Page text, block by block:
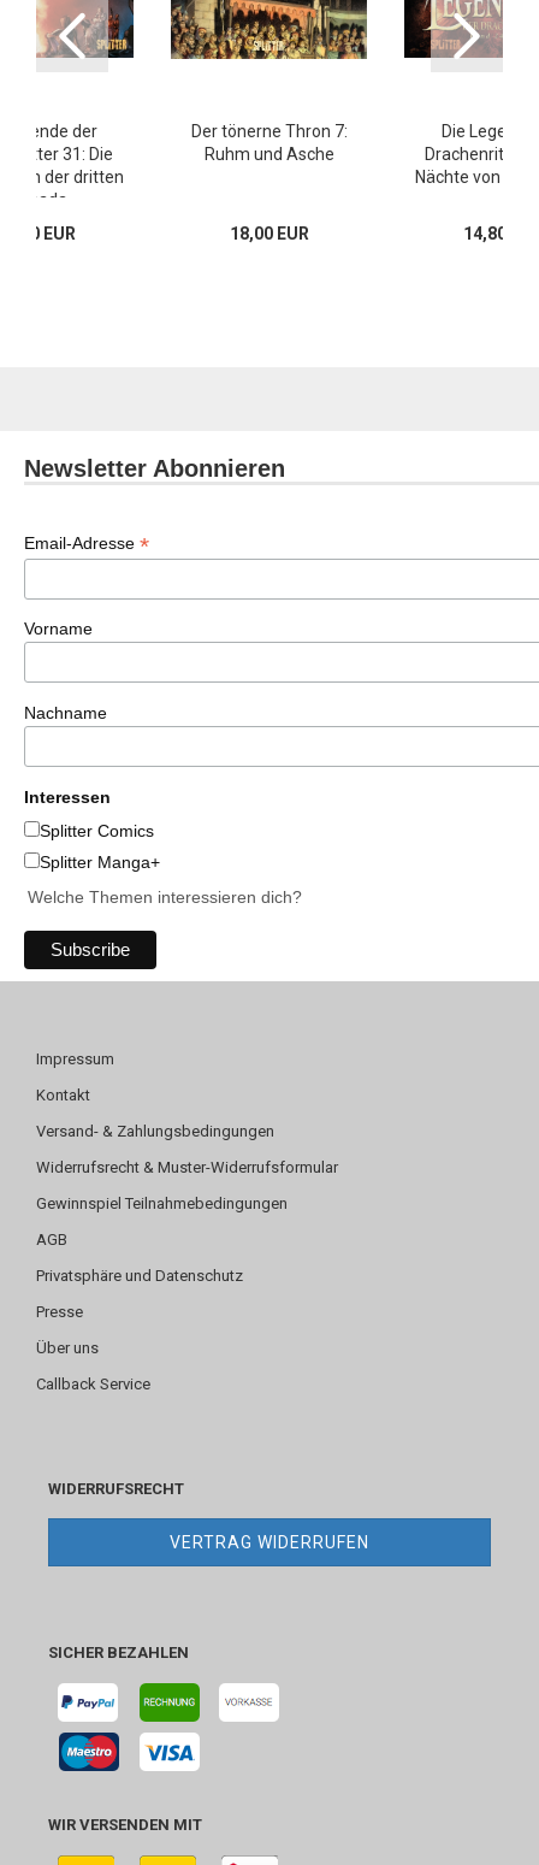
Legende der
31: Die
der dritten
Armada
EUR
Der tönerne Thron 7:
Ruhm und Asche
18,00 EUR
Die Legende
Drachenritter
Nächte von
14,80
Newsletter Abonnieren
Email-Adresse *
Vorname
Nachname
Interessen
Splitter Comics
Splitter Manga+
Welche Themen interessieren dich?
Impressum
Kontakt
Versand- & Zahlungsbedingungen
Widerrufsrecht & Muster-Widerrufsformular
Gewinnspiel Teilnahmebedingungen
AGB
Privatsphäre und Datenschutz
Presse
Über uns
Callback Service
WIDERRUFSRECHT
VERTRAG WIDERRUFEN
SICHER BEZAHLEN
WIR VERSENDEN MIT